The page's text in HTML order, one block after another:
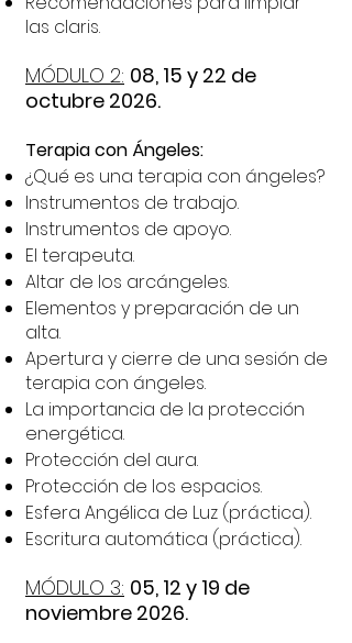
las claris.
MÓDULO 2: 08, 15 y 22 de
octubre 2026.
Terapia con Ángeles:
¿Qué es una terapia con ángeles?
Instrumentos de trabajo.
Instrumentos de apoyo.
El terapeuta.
Altar de los arcángeles.
Elementos y preparación de un
alta.
Apertura y cierre de una sesión de
terapia con ángeles.
La importancia de la protección
energética.
Protección del aura.
Protección de los espacios.
Esfera Angélica de Luz (práctica).
Escritura automática (práctica).
MÓDULO 3: 05, 12 y 19 de
noviembre 2026.